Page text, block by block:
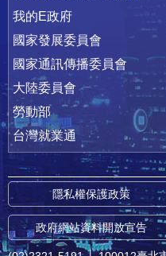
我的E政府
國家發展委員會
國家通訊傳播委員會
大陸委員會
勞動部
台灣就業通
隱私權保護政策
政府網站資料開放宣告